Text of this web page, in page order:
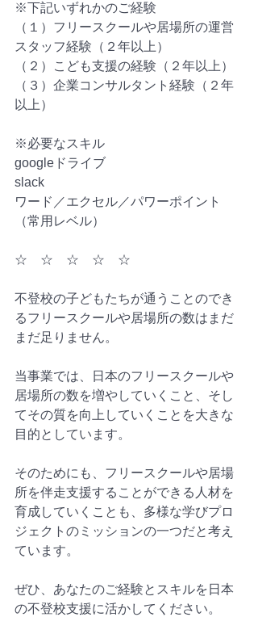
※下記いずれかのご経験
（１）フリースクールや居場所の運営
スタッフ経験（２年以上）
（２）こども支援の経験（２年以上）
（３）企業コンサルタント経験（２年
以上）
※必要なスキル
googleドライブ
slack
ワード／エクセル／パワーポイント
（常用レベル）
☆　☆　☆　☆　☆
不登校の子どもたちが通うことのでき
るフリースクールや居場所の数はまだ
まだ足りません。
当事業では、日本のフリースクールや
居場所の数を増やしていくこと、そし
てその質を向上していくことを大きな
目的としています。
そのためにも、フリースクールや居場
所を伴走支援することができる人材を
育成していくことも、多様な学びプロ
ジェクトのミッションの一つだと考え
ています。
ぜひ、あなたのご経験とスキルを日本
の不登校支援に活かしてください。